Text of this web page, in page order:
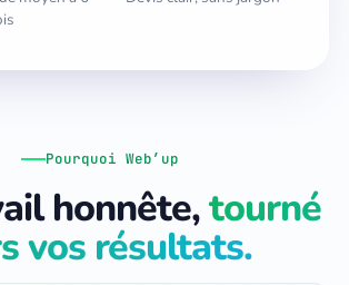
Pourquoi Web’up
honnête,tourné
vos résultats.